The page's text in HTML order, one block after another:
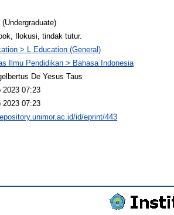
Ilokusi, tindak tutur.
> L Education (General)
Ilmu Pendidikan > Bahasa Indonesia
De Yesus Taus
2023 07:23
2023 07:23
id/eprint/443